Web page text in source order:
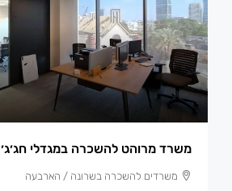
משרד מרוהט להשכרה במגדלי חג׳ג׳ 400 מ״ר
משרדים להשכרה בשרונה / הארבעה